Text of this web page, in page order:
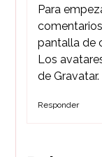
Para
pantalla de
Los
deGravatar.
Responder